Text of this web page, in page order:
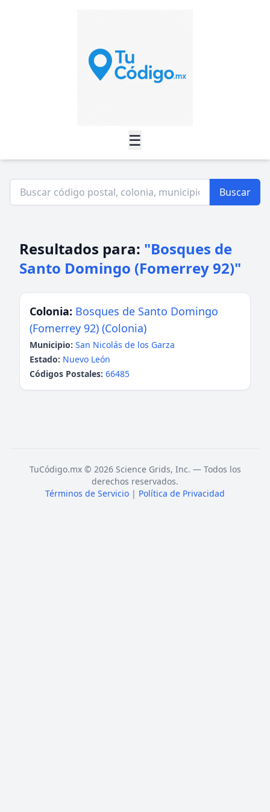
☰
Buscar
Resultados para: "Bosques de
Santo Domingo (Fomerrey 92)"
Colonia: Bosques de Santo Domingo
(Fomerrey 92) (Colonia)
Municipio: San Nicolás de los Garza
Estado: Nuevo León
Códigos Postales: 66485
TuCódigo.mx © 2026 Science Grids, Inc. — Todos los
derechos reservados.
Términos de Servicio | Política de Privacidad